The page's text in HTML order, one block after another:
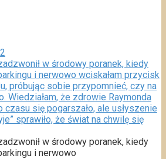
w środowy poranek, kiedy
i nerwowo wciskałam przycisk
próbując sobie przypomnieć, czy na
Wiedziałam, że zdrowie Raymonda
czasu się pogarszało, ale usłyszenie
sprawiło, że świat na chwilę się
w środowy poranek, kiedy
i nerwowo